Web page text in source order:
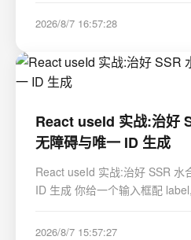
https://gitcode.com/
2026/8/7 16:57:28
React useId 实战:治好
无障碍与唯一 ID 生成
React useId 实战:治好 SSR 水
ID 生成 你给一个输入框配
htmlFor"email">邮箱</
2026/8/7 15:57:27